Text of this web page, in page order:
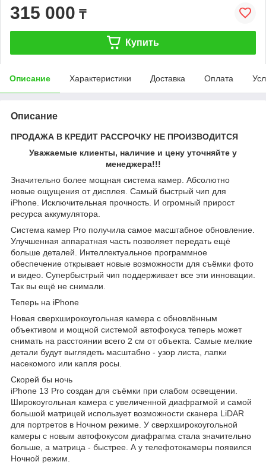
315 000 ₸
Купить
Описание Характеристики Доставка Оплата
Описание
ПРОДАЖА В КРЕДИТ РАССРОЧКУ НЕ ПРОИЗВОДИТСЯ
Уважаемые клиенты, наличие и цену уточняйте у
менеджера!!!
Значительно более мощная система камер. Абсолютно
новые ощущения от дисплея. Самый быстрый чип для
iPhone. Исключительная прочность. И огромный прирост
ресурса аккумулятора.
Система камер Pro получила самое масштабное обновление.
Улучшенная аппаратная часть позволяет передать ещё
больше деталей. Интеллектуальное программное
обеспечение открывает новые возможности для съёмки фото
и видео. Супербыстрый чип поддерживает все эти инновации.
Так вы ещё не снимали.
Теперь на iPhone
Новая сверхширокоугольная камера с обновлённым
объективом и мощной системой автофокуса теперь может
снимать на расстоянии всего 2 см от объекта. Самые мелкие
детали будут выглядеть масштабно - узор листа, лапки
насекомого или капля росы.
Скорей бы ночь
iPhone 13 Pro создан для съёмки при слабом освещении.
Широкоугольная камера с увеличенной диафрагмой и самой
большой матрицей использует возможности сканера LiDAR
для портретов в Ночном режиме. У сверхшироко­угольной
камеры с новым автофокусом диафрагма стала значительно
больше, а матрица - быстрее. А у телефотокамеры появился
Ночной режим.